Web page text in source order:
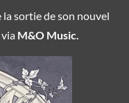
la sortie de son nouvel
M&O Music.